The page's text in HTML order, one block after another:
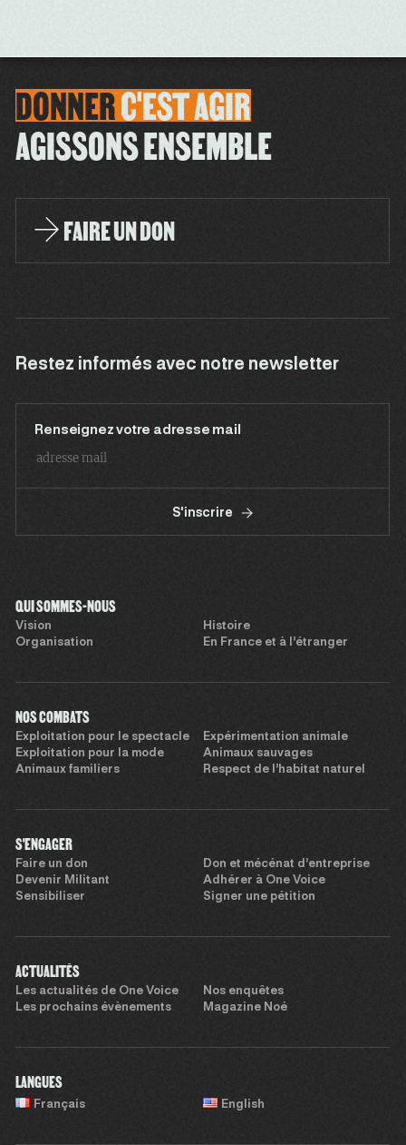
DONNERC'ESTAGIR
AGISSONS ENSEMBLE
FAIRE UN DON
Restez informés avec notre newsletter
Renseignez votre adresse mail
S'inscrire
QUI SOMMES-NOUS
Vision
Histoire
Organisation
En France et à l’étranger
NOS COMBATS
Exploitation pour le spectacle
Expérimentation animale
Exploitation pour la mode
Animaux sauvages
Animaux familiers
Respect de l’habitat naturel
S'ENGAGER
Faire un don
Don et mécénat d’entreprise
Devenir Militant
Adhérer à One Voice
Sensibiliser
Signer une pétition
ACTUALITÉS
Les actualités de One Voice
Nos enquêtes
Les prochains évènements
Magazine Noé
LANGUES
Français English